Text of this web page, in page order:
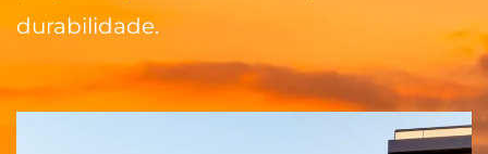
durabilidade.